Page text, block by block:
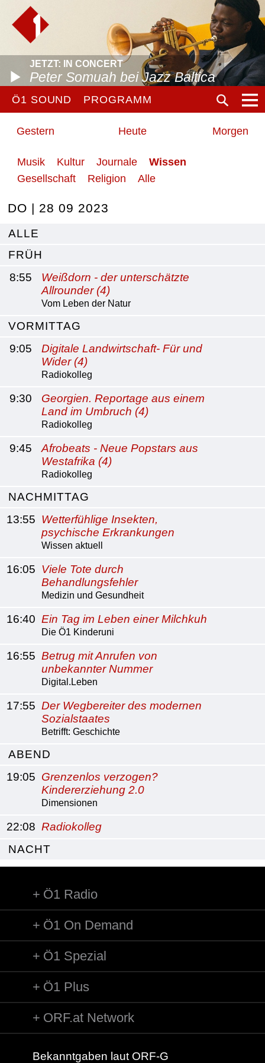
JETZT: IN CONCERT
Peter Somuah bei Jazz Baltica
Ö1 SOUND PROGRAMM
Gestern Heute Morgen
Musik Kultur Journale
Wissen
Gesellschaft
Religion Alle
DO | 28 09 2023
ALLE
FRÜH
8:55
Weißdorn - der unterschätzte
Allrounder (4)
Vom Leben der Natur
VORMITTAG
9:05
Digitale Landwirtschaft- Für und
Wider (4)
Radiokolleg
9:30
Georgien. Reportage aus einem
Land im Umbruch (4)
Radiokolleg
9:45
Afrobeats - Neue Popstars aus
Westafrika (4)
Radiokolleg
NACHMITTAG
13:55 Wetterfühlige Insekten,
psychische Erkrankungen
Wissen aktuell
16:05 Viele Tote durch
Behandlungsfehler
Medizin und Gesundheit
16:40 Ein Tag im Leben einer Milchkuh
Die Ö1 Kinderuni
16:55 Betrug mit Anrufen von
unbekannter Nummer
Digital.Leben
17:55 Der Wegbereiter des modernen
Sozialstaates
Betrifft: Geschichte
ABEND
19:05 Grenzenlos verzogen?
Kindererziehung 2.0
Dimensionen
22:08 Radiokolleg
NACHT
Ö1 Radio
Ö1 On Demand
Ö1 Spezial
Ö1 Plus
ORF.at Network
Bekanntgaben laut ORF-G